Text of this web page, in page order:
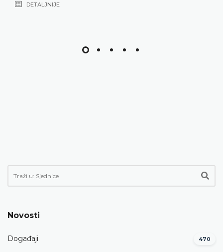
DETALJNIJE
Novosti
Događaji 470